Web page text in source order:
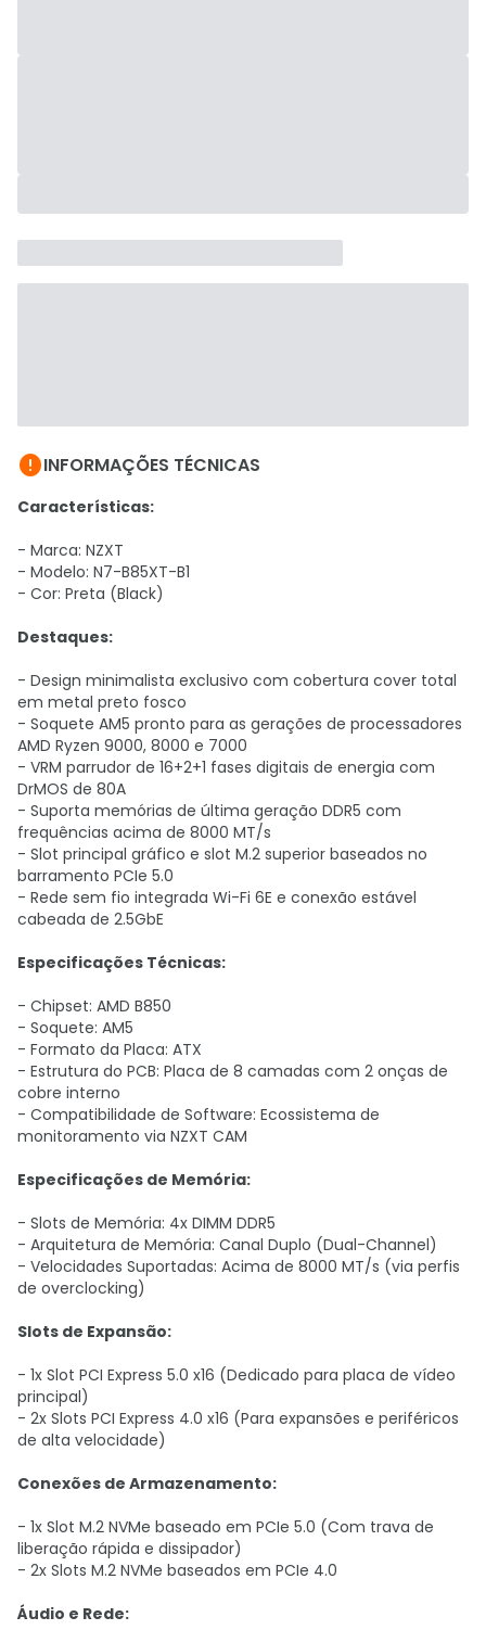
INFORMAÇÕES TÉCNICAS
Características:
- Marca: NZXT
- Modelo: N7-B85XT-B1
- Cor: Preta (Black)
Destaques:
- Design minimalista exclusivo com cobertura cover total
em metal preto fosco
- Soquete AM5 pronto para as gerações de processadores
AMD Ryzen 9000, 8000 e 7000
- VRM parrudor de 16+2+1 fases digitais de energia com
DrMOS de 80A
- Suporta memórias de última geração DDR5 com
frequências acima de 8000 MT/s
- Slot principal gráfico e slot M.2 superior baseados no
barramento PCIe 5.0
- Rede sem fio integrada Wi-Fi 6E e conexão estável
cabeada de 2.5GbE
Especificações Técnicas:
- Chipset: AMD B850
- Soquete: AM5
- Formato da Placa: ATX
- Estrutura do PCB: Placa de 8 camadas com 2 onças de
cobre interno
- Compatibilidade de Software: Ecossistema de
monitoramento via NZXT CAM
Especificações de Memória:
- Slots de Memória: 4x DIMM DDR5
- Arquitetura de Memória: Canal Duplo (Dual-Channel)
- Velocidades Suportadas: Acima de 8000 MT/s (via perfis
de overclocking)
Slots de Expansão:
- 1x Slot PCI Express 5.0 x16 (Dedicado para placa de vídeo
principal)
- 2x Slots PCI Express 4.0 x16 (Para expansões e periféricos
de alta velocidade)
Conexões de Armazenamento:
- 1x Slot M.2 NVMe baseado em PCIe 5.0 (Com trava de
liberação rápida e dissipador)
- 2x Slots M.2 NVMe baseados em PCIe 4.0
Áudio e Rede: